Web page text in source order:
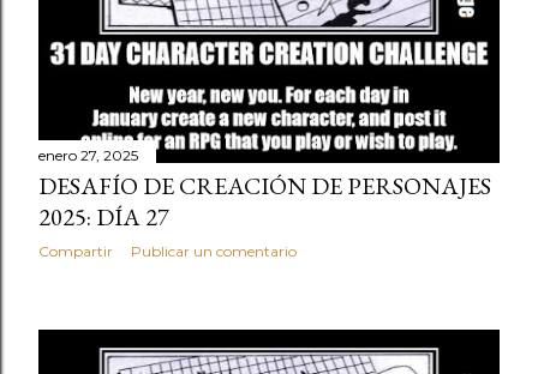
enero 27, 2025
DESAFÍO DE CREACIÓN DE PERSONAJES
2025: DÍA 27
Compartir Publicar un comentario